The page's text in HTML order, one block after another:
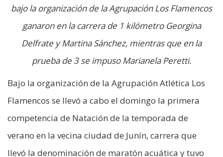
bajo la organización de la Agrupación Los Flamencos
ganaron en la carrera de 1 kilómetro Georgina
Delfrate y Martina Sánchez, mientras que en la
prueba de 3 se impuso Marianela Peretti.
Bajo la organización de la Agrupación Atlética Los
Flamencos se llevó a cabo el domingo la primera
competencia de Natación de la temporada de
verano en la vecina ciudad de Junín, carrera que
llevó la denominación de maratón acuática y tuvo